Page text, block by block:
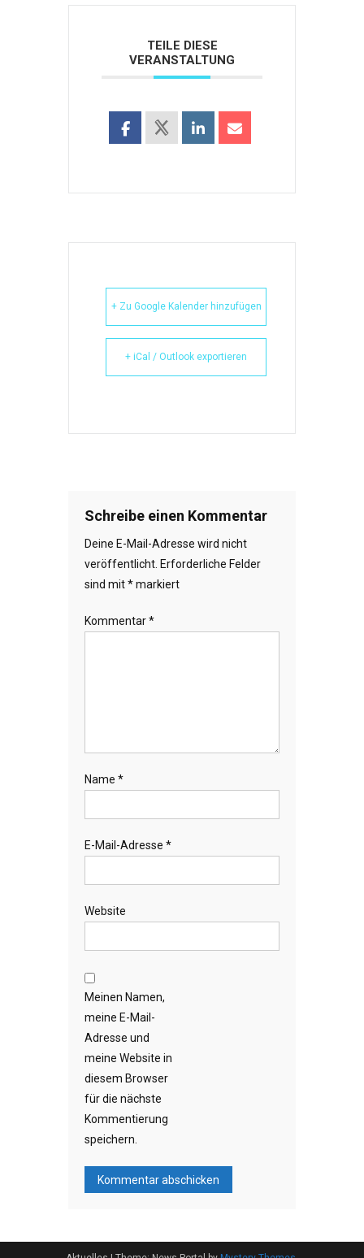
TEILE DIESE
VERANSTALTUNG
+ Zu Google Kalender hinzufügen
+ iCal / Outlook exportieren
Schreibe einen Kommentar
Deine E-Mail-Adresse wird nicht
veröffentlicht. Erforderliche Felder
sind mit*markiert
Kommentar*
Name *
E-Mail-Adresse *
Website
Meinen Namen,
meine E-Mail-
Adresse und
meine Website in
diesem Browser
für die nächste
Kommentierung
speichern.